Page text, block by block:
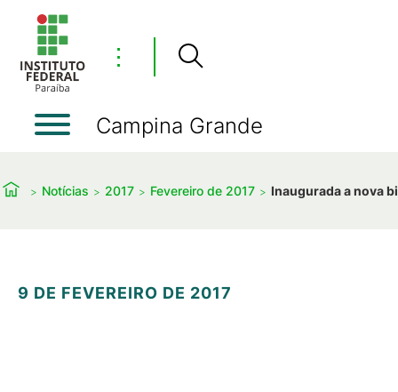
⋮
Campina Grande
Notícias 2017 Fevereiro de 2017 Inaugurada a nova
9 DE FEVEREIRO DE 2017